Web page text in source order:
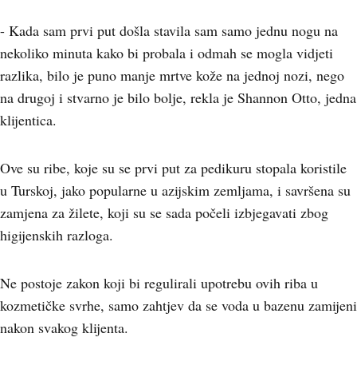
- Kada sam prvi put došla stavila sam samo jednu nogu na
nekoliko minuta kako bi probala i odmah se mogla vidjeti
razlika, bilo je puno manje mrtve kože na jednoj nozi, nego
na drugoj i stvarno je bilo bolje, rekla je Shannon Otto, jedna
klijentica.
Ove su ribe, koje su se prvi put za pedikuru stopala koristile
u Turskoj, jako popularne u azijskim zemljama, i savršena su
zamjena za žilete, koji su se sada počeli izbjegavati zbog
higijenskih razloga.
Ne postoje zakon koji bi regulirali upotrebu ovih riba u
kozmetičke svrhe, samo zahtjev da se voda u bazenu zamijeni
nakon svakog klijenta.